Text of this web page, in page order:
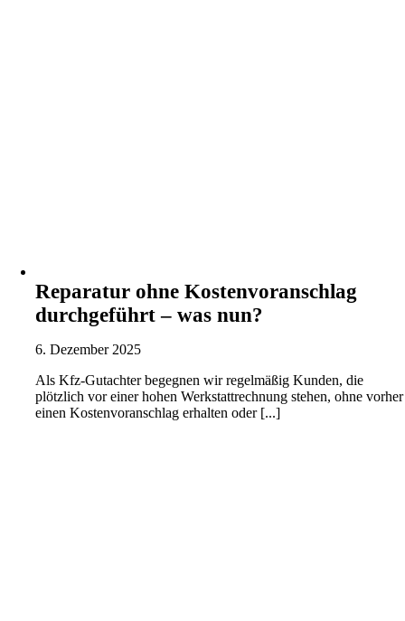
Reparatur ohne Kostenvoranschlag
durchgeführt – was nun?
6. Dezember 2025
Als Kfz-Gutachter begegnen wir regelmäßig Kunden, die
plötzlich vor einer hohen Werkstattrechnung stehen, ohne vorher
einen Kostenvoranschlag erhalten oder [...]